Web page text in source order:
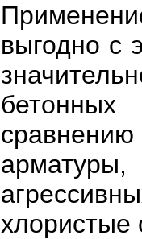
выгодно с
арматуры,
хлористые